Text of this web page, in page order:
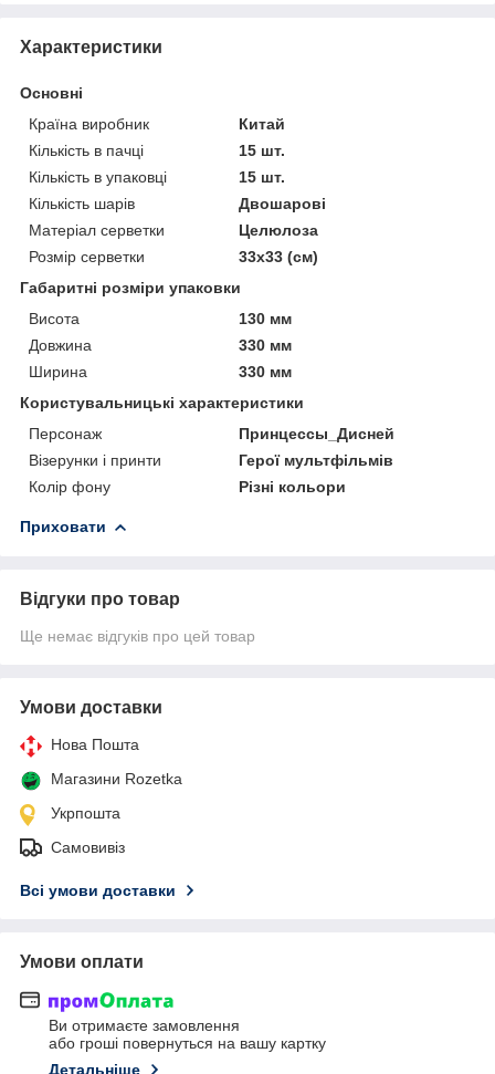
Характеристики
Основні
Країна виробник
Китай
Кількість в пачці
15 шт.
Кількість в упаковці
15 шт.
Кількість шарів
Двошарові
Матеріал серветки
Целюлоза
Розмір серветки
33х33 (см)
Габаритні розміри упаковки
Висота
130 мм
Довжина
330 мм
Ширина
330 мм
Користувальницькі характеристики
Персонаж
Принцессы_Дисней
Візерунки і принти
Герої мультфільмів
Колір фону
Різні кольори
Приховати
Відгуки про товар
Ще немає відгуків про цей товар
Умови доставки
Нова Пошта
Магазини Rozetka
Укрпошта
Самовивіз
Всі умови доставки
Умови оплати
Ви отримаєте замовлення
або гроші повернуться на вашу картку
Детальніше